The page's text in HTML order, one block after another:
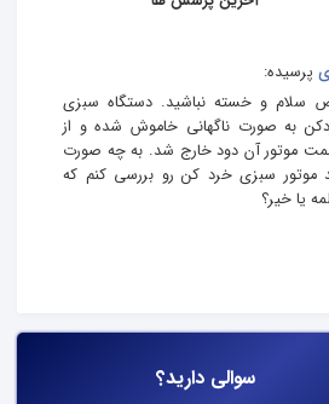
پرسیده:
سلام و خسته نباشید. دستگاه سبزی
به صورت ناگهانی خاموش شده و از
موتور آن دود خارج شد. به چه صورت
موتور سبزی خرد کن رو بررسی کنم که
یا خیر؟
سوالی دارید؟